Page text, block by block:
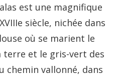
est une magnifique
siècle, nichée dans
où se marient le
terre et le gris-vert des
chemin vallonné, dans